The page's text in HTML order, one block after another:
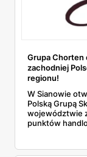
Grupa Chorten
zachodniej
regionu!
W Sianowie
Polską Grupą
województwie
punktów